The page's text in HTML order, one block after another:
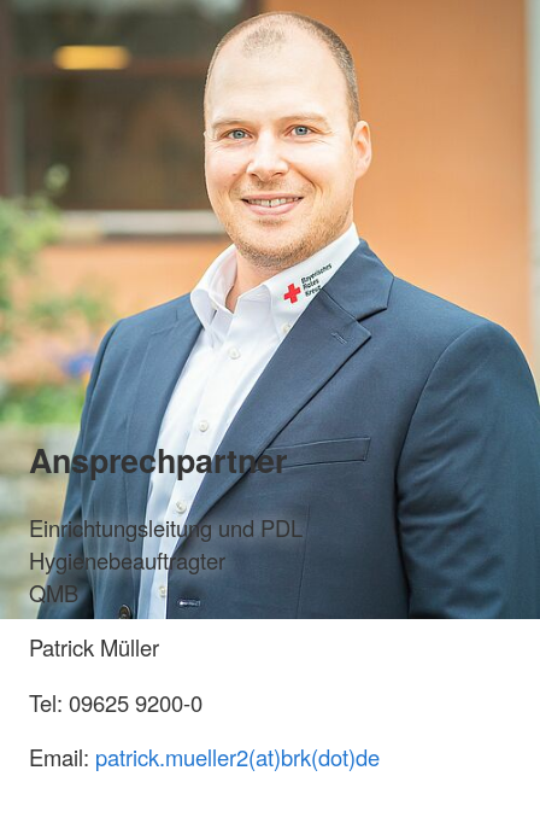
Ansprechpartner
Einrichtungsleitung und PDL
Hygienebeauftragter
QMB
Patrick Müller
Tel: 09625 9200-0
Email: patrick.mueller2(at)brk(dot)de